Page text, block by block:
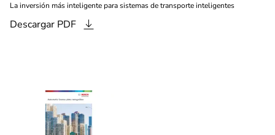
La inversión más inteligente para sistemas de transporte inteligentes
Descargar PDF